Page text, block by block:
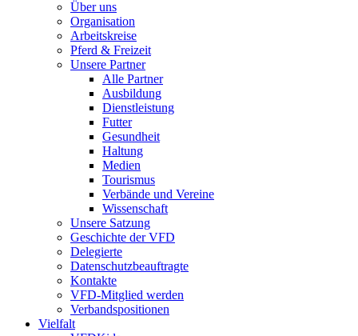
Über uns
Organisation
Arbeitskreise
Pferd & Freizeit
Unsere Partner
Alle Partner
Ausbildung
Dienstleistung
Futter
Gesundheit
Haltung
Medien
Tourismus
Verbände und Vereine
Wissenschaft
Unsere Satzung
Geschichte der VFD
Delegierte
Datenschutzbeauftragte
Kontakte
VFD-Mitglied werden
Verbandspositionen
Vielfalt